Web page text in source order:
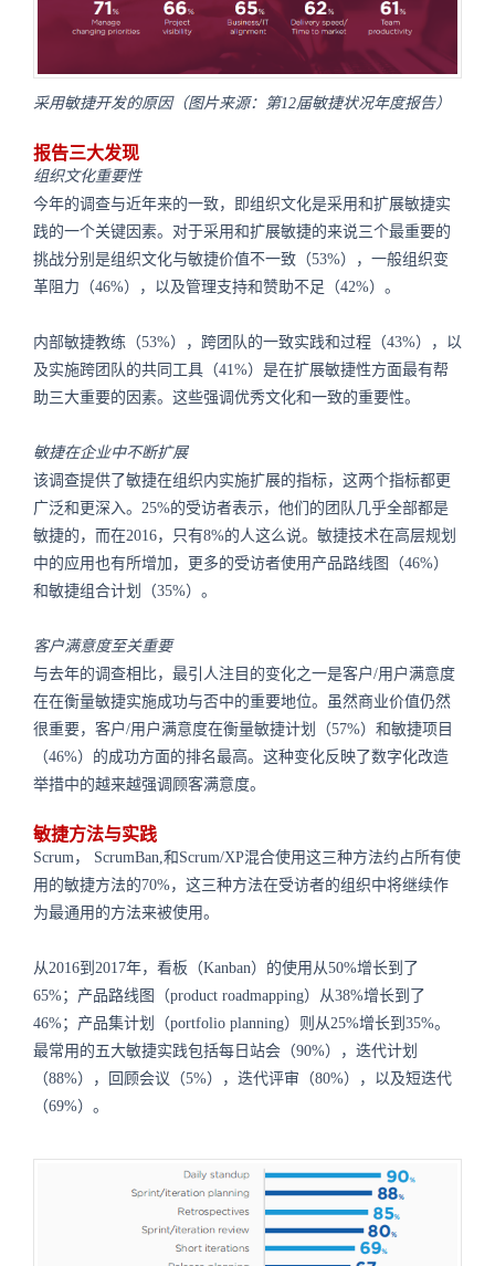
采用敏捷开发的原因（图片来源：第12届敏捷状况年度报告）
报告三大发现
组织文化重要性
今年的调查与近年来的一致，即组织文化是采用和扩展敏捷实
践的一个关键因素。对于采用和扩展敏捷的来说三个最重要的
挑战分别是组织文化与敏捷价值不一致（53%），一般组织变
革阻力（46%），以及管理支持和赞助不足（42%）。
内部敏捷教练（53%），跨团队的一致实践和过程（43%），以
及实施跨团队的共同工具（41%）是在扩展敏捷性方面最有帮
助三大重要的因素。这些强调优秀文化和一致的重要性。
敏捷在企业中不断扩展
该调查提供了敏捷在组织内实施扩展的指标，这两个指标都更
广泛和更深入。25%的受访者表示，他们的团队几乎全部都是
敏捷的，而在2016，只有8%的人这么说。敏捷技术在高层规划
中的应用也有所增加，更多的受访者使用产品路线图（46%）
和敏捷组合计划（35%）。
客户满意度至关重要
与去年的调查相比，最引人注目的变化之一是客户/用户满意度
在在衡量敏捷实施成功与否中的重要地位。虽然商业价值仍然
很重要，客户/用户满意度在衡量敏捷计划（57%）和敏捷项目
（46%）的成功方面的排名最高。这种变化反映了数字化改造
举措中的越来越强调顾客满意度。
敏捷方法与实践
Scrum， ScrumBan,和Scrum/XP混合使用这三种方法约占所有使
用的敏捷方法的70%，这三种方法在受访者的组织中将继续作
为最通用的方法来被使用。
从2016到2017年，看板（Kanban）的使用从50%增长到了
65%；产品路线图（product roadmapping）从38%增长到了
46%；产品集计划（portfolio planning）则从25%增长到35%。
最常用的五大敏捷实践包括每日站会（90%），迭代计划
（88%），回顾会议（5%），迭代评审（80%），以及短迭代
（69%）。